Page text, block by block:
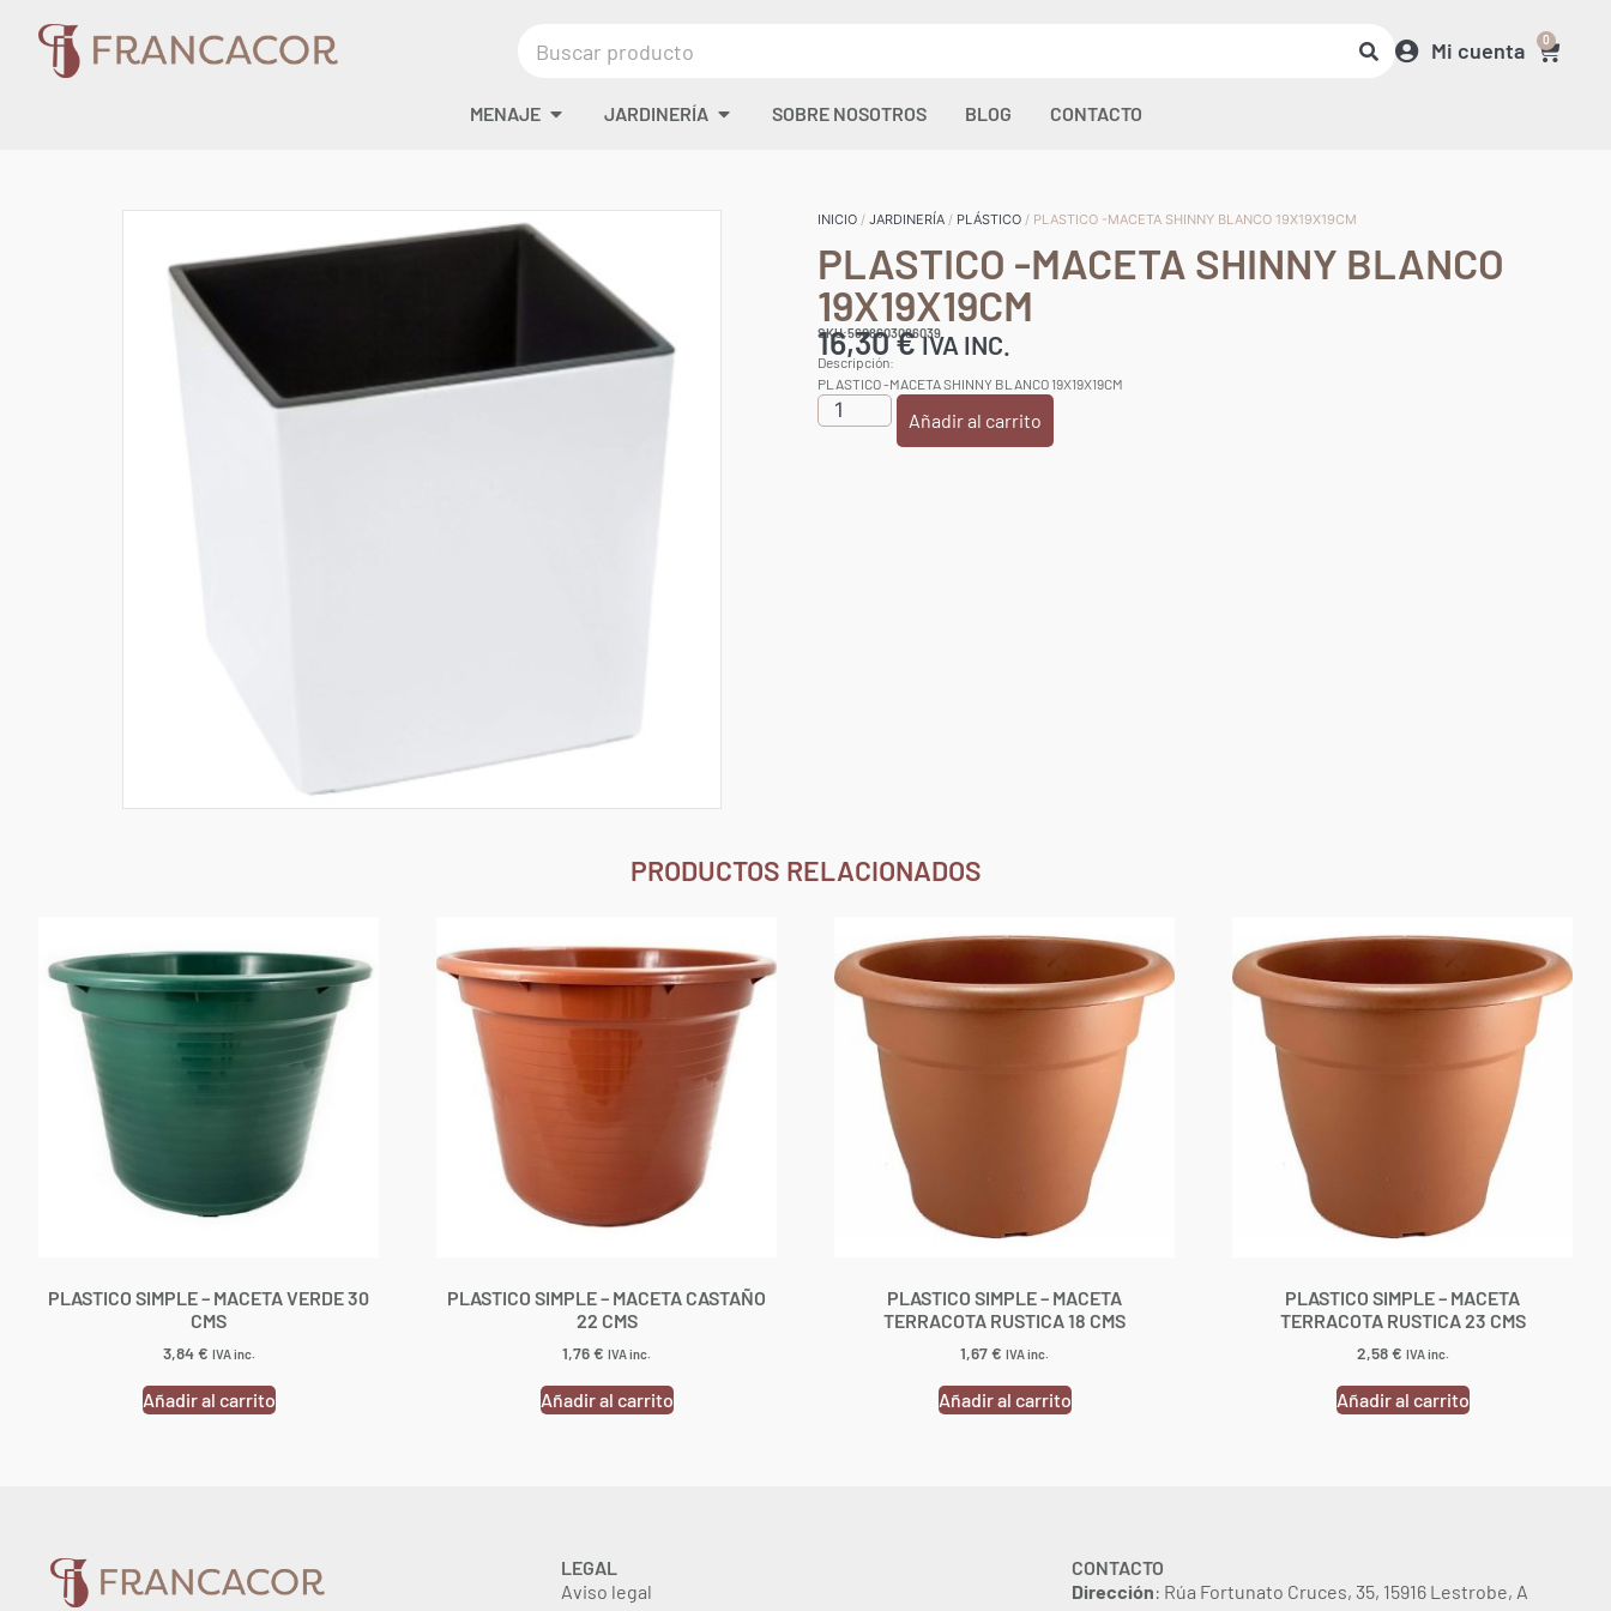
Mi cuenta 0
MENAJE JARDINERÍA SOBRE NOSOTROS BLOG CONTACTO
INICIO / JARDINERÍA / PLÁSTICO / PLASTICO -MACETA SHINNY BLANCO 19X19X19CM
PLASTICO -MACETA SHINNY BLANCO
19X19X19CM
SKU:5608603086039
16,30€IVA INC.
Descripción:
PLASTICO -MACETA SHINNY BLANCO 19X19X19CM
Añadir al carrito
PRODUCTOS RELACIONADOS
PLASTICO SIMPLE – MACETA VERDE 30
CMS
3,84€ IVA inc.
Añadir al carrito
PLASTICO SIMPLE – MACETA CASTAÑO
22 CMS
1,76€ IVA inc.
Añadir al carrito
PLASTICO SIMPLE – MACETA
TERRACOTA RUSTICA 18 CMS
1,67€ IVA inc.
Añadir al carrito
PLASTICO SIMPLE – MACETA
TERRACOTA RUSTICA 23 CMS
2,58€ IVA inc.
Añadir al carrito
LEGAL
Aviso legal
CONTACTO
Dirección: Rúa Fortunato Cruces, 35, 15916 Lestrobe, A